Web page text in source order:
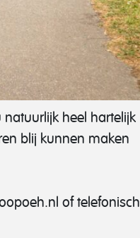
heel hartelijk
blij kunnen maken
of telefonisch